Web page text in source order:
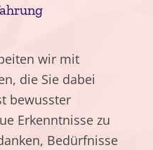
wir mit
die Sie dabei
bewusster
Erkenntnisse zu
Bedürfnisse